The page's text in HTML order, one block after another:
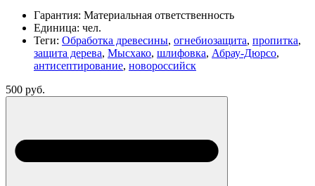
Гарантия: Материальная ответственность
Единица: чел.
Теги: Обработка древесины, огнебиозащита, пропитка,
защита дерева, Мысхако, шлифовка, Абрау-Дюрсо,
антисептирование, новороссийск
500 руб.